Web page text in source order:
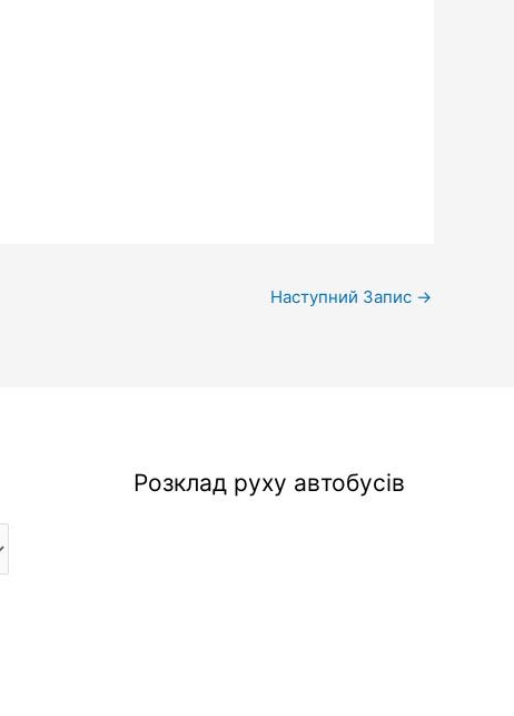
Наступний Запис →
Розклад руху автобусів